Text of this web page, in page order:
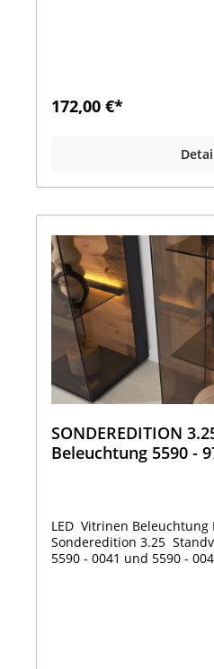
172,00 €*
SONDEREDITION 3.25
Beleuchtung
LED Vitrinen
Sonderedition 3.25
5590 - 0041 und 5590 - 0042 Breite: 29